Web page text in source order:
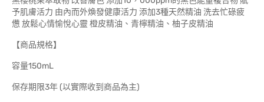
予肌膚活力 由內而外煥發健康活力 添加3種天然精油 洗去忙碌疲
憊 放鬆心情愉悅心靈 橙皮精油、青檸精油、柚子皮精油
【商品規格】
容量150mL
保存期限3年 (以實際收到商品為主)